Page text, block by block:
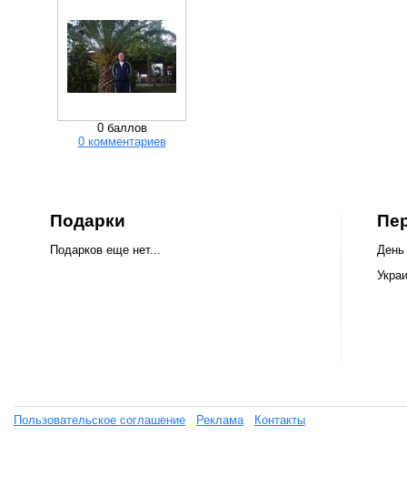
0 баллов
0 комментариев
Подарки
Подарков еще нет...
Пользовательское соглашение Реклама Контакты